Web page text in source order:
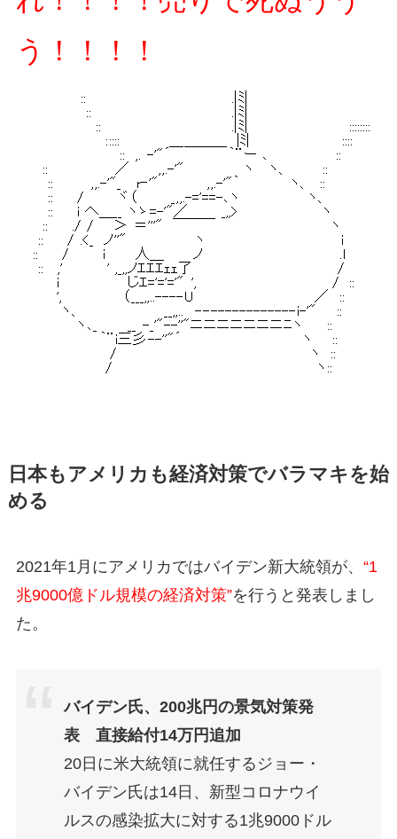
う！！！！
日本もアメリカも経済対策でバラマキを始
める
2021年1月にアメリカではバイデン新大統領が、 “1
兆9000億ドル規模の経済対策”を行うと発表しまし
た。
バイデン氏、200兆円の景気対策発
表 直接給付14万円追加
20日に米大統領に就任するジョー・
バイデン氏は14日、新型コロナウイ
ルスの感染拡大に対する1兆9000ドル